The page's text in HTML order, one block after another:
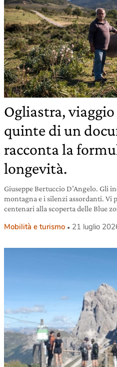
Ogliastra,
quinte di un
racconta la
longevità.
Giuseppe Bertuccio D’Angelo. Gli
montagna e i silenzi assordanti. Vi
centenari alla scoperta delle Blue
Mobilità e turismo 21 luglio